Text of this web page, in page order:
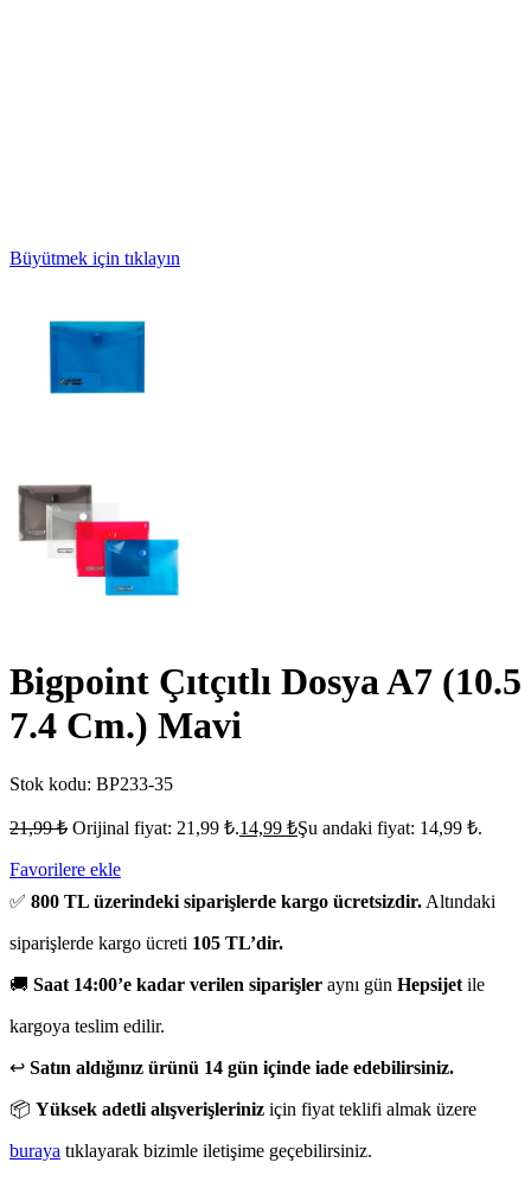
Büyütmek için tıklayın
Bigpoint Çıtçıtlı Dosya A7 (10.5
7.4 Cm.) Mavi
Stok kodu: BP233-35
21,99₺ Orijinal fiyat: 21,99 ₺.14,99 ₺Şu andaki fiyat: 14,99 ₺.
Favorilere ekle
✅ 800 TL üzerindeki siparişlerde kargo ücretsizdir. Altındaki
siparişlerde kargo ücreti 105 TL’dir.
🚚 Saat 14:00’e kadar verilen siparişler aynı gün Hepsijet ile
kargoya teslim edilir.
↩️ Satın aldığınız ürünü 14 gün içinde iade edebilirsiniz.
📦 Yüksek adetli alışverişleriniz için fiyat teklifi almak üzere
buraya tıklayarak bizimle iletişime geçebilirsiniz.